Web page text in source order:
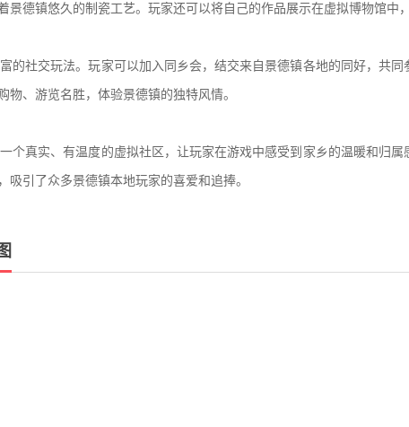
景德镇悠久的制瓷工艺。玩家还可以将自己的作品展示在虚拟博物馆中
的社交玩法。玩家可以加入同乡会，结交来自景德镇各地的同好，共同
物、游览名胜，体验景德镇的独特风情。
个真实、有温度的虚拟社区，让玩家在游戏中感受到家乡的温暖和归属
吸引了众多景德镇本地玩家的喜爱和追捧。